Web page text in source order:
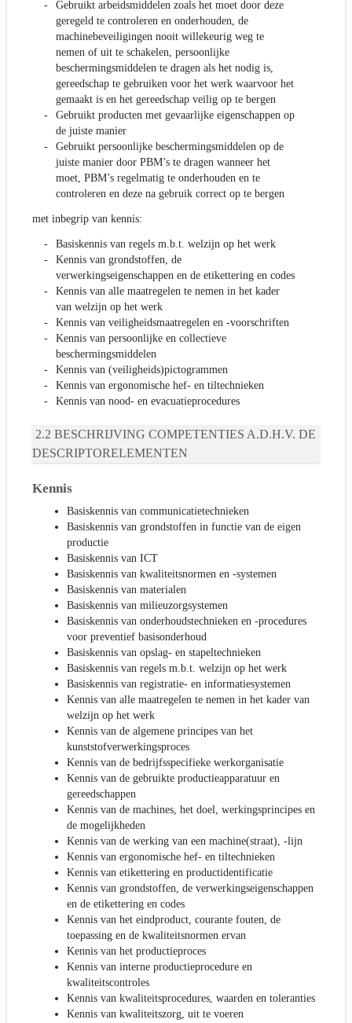
Gebruikt arbeidsmiddelen zoals het moet door deze
geregeld te controleren en onderhouden, de
machinebeveiligingen nooit willekeurig weg te
nemen of uit te schakelen, persoonlijke
beschermingsmiddelen te dragen als het nodig is,
gereedschap te gebruiken voor het werk waarvoor het
gemaakt is en het gereedschap veilig op te bergen
Gebruikt producten met gevaarlijke eigenschappen op
de juiste manier
Gebruikt persoonlijke beschermingsmiddelen op de
juiste manier door PBM’s te dragen wanneer het
moet, PBM’s regelmatig te onderhouden en te
controleren en deze na gebruik correct op te bergen
met inbegrip van kennis:
Basiskennis van regels m.b.t. welzijn op het werk
Kennis van grondstoffen, de
verwerkingseigenschappen en de etikettering en codes
Kennis van alle maatregelen te nemen in het kader
van welzijn op het werk
Kennis van veiligheidsmaatregelen en -voorschriften
Kennis van persoonlijke en collectieve
beschermingsmiddelen
Kennis van (veiligheids)pictogrammen
Kennis van ergonomische hef- en tiltechnieken
Kennis van nood- en evacuatieprocedures
BESCHRIJVING COMPETENTIES A.D.H.V. DE
DESCRIPTORELEMENTEN
Kennis
Basiskennis van communicatietechnieken
Basiskennis van grondstoffen in functie van de eigen
productie
Basiskennis van ICT
Basiskennis van kwaliteitsnormen en -systemen
Basiskennis van materialen
Basiskennis van milieuzorgsystemen
Basiskennis van onderhoudstechnieken en -procedures
voor preventief basisonderhoud
Basiskennis van opslag- en stapeltechnieken
Basiskennis van regels m.b.t. welzijn op het werk
Basiskennis van registratie- en informatiesystemen
Kennis van alle maatregelen te nemen in het kader van
welzijn op het werk
Kennis van de algemene principes van het
kunststofverwerkingsproces
Kennis van de bedrijfsspecifieke werkorganisatie
Kennis van de gebruikte productieapparatuur en
gereedschappen
Kennis van de machines, het doel, werkingsprincipes en
de mogelijkheden
Kennis van de werking van een machine(straat), -lijn
Kennis van ergonomische hef- en tiltechnieken
Kennis van etikettering en productidentificatie
Kennis van grondstoffen, de verwerkingseigenschappen
en de etikettering en codes
Kennis van het eindproduct, courante fouten, de
toepassing en de kwaliteitsnormen ervan
Kennis van het productieproces
Kennis van interne productieprocedure en
kwaliteitscontroles
Kennis van kwaliteitsprocedures, waarden en toleranties
Kennis van kwaliteitszorg, uit te voeren